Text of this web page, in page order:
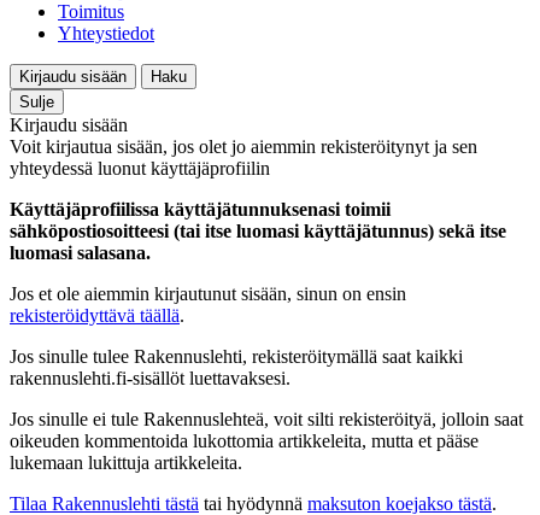
Toimitus
Yhteystiedot
Kirjaudu sisään
Haku
Sulje
Kirjaudu sisään
Voit kirjautua sisään, jos olet jo aiemmin rekisteröitynyt ja sen
yhteydessä luonut käyttäjäprofiilin
Käyttäjäprofiilissa käyttäjätunnuksenasi toimii
sähköpostiosoitteesi (tai itse luomasi käyttäjätunnus) sekä itse
luomasi salasana.
Jos et ole aiemmin kirjautunut sisään, sinun on ensin
rekisteröidyttävä täällä.
Jos sinulle tulee Rakennuslehti, rekisteröitymällä saat kaikki
rakennuslehti.fi-sisällöt luettavaksesi.
Jos sinulle ei tule Rakennuslehteä, voit silti rekisteröityä, jolloin saat
oikeuden kommentoida lukottomia artikkeleita, mutta et pääse
lukemaan lukittuja artikkeleita.
Tilaa Rakennuslehti tästä tai hyödynnä maksuton koejakso tästä.